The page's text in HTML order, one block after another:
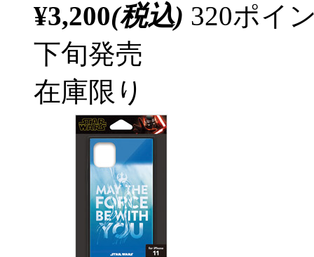
¥3,200(税込) 320ポイ
下旬発売
在庫限り